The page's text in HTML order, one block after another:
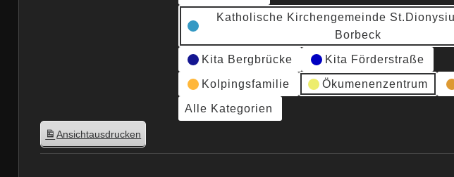
Katholische Kirchengemeinde
Borbeck
Kita Bergbrücke Kita Förderstraße
Kolpingsfamilie Ökumenenzentrum
Alle Kategorien
Ansichtausdrucken